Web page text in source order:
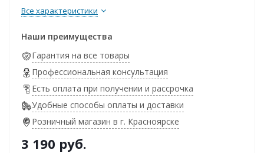
Все характеристики
Наши преимущества
Гарантия на все товары
Профессиональная консультация
Есть оплата при получении и рассрочка
Удобные способы оплаты и доставки
Розничный магазин в г. Красноярске
3 190 руб.